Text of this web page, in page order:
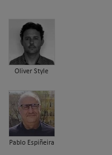
Oliver Style
Pablo Espiñeira